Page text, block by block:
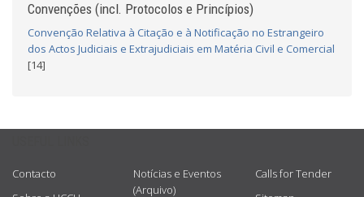
Convenções (incl. Protocolos e Princípios)
Convenção Relativa à Citação e à Notificação no Estrangeiro
dos Actos Judiciais e Extrajudiciais em Matéria Civil e Comercial
[14]
Contacto
Notícias e Eventos
(Arquivo)
Calls for Tender